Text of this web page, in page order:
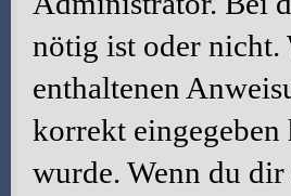
nötig ist oder nicht.
enthaltenen
korrekt
wurde. Wenn du